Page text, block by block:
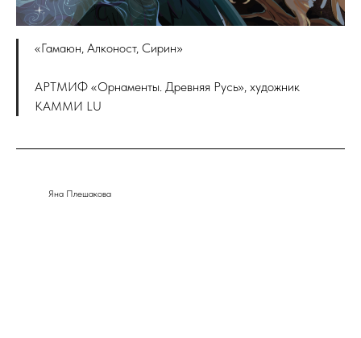
«Гамаюн, Алконост, Сирин»
АРТМИФ «Орнаменты. Древняя Русь», художник
КАММИ LU
Яна Плешакова